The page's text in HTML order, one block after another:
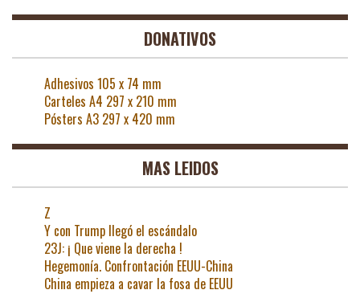
DONATIVOS
Adhesivos 105 x 74 mm
Carteles A4 297 x 210 mm
Pósters A3 297 x 420 mm
MAS LEIDOS
Z
Y con Trump llegó el escándalo
23J: ¡ Que viene la derecha !
Hegemonía. Confrontación EEUU-China
China empieza a cavar la fosa de EEUU